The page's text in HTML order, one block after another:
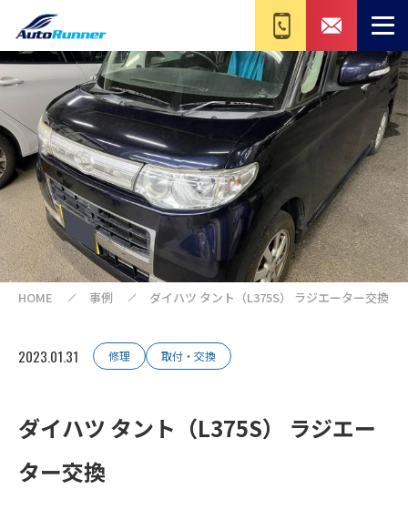
HOME 事例 ダイハツ タント（L375S） ラジエーター交換
2023.01.31 修理 取付・交換
ダイハツ タント（L375S） ラジエー
ター交換